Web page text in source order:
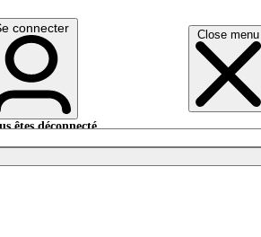
Close menu
connecter
êtes déconnecté.